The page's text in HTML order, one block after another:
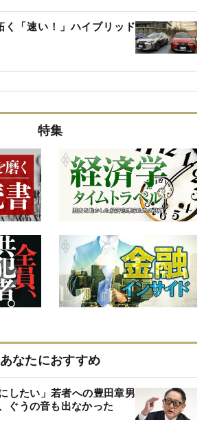
「速い！」ハイブリッド
特集
あなたにおすすめ
したい」若者への豊田章男
ぐうの音も出なかった